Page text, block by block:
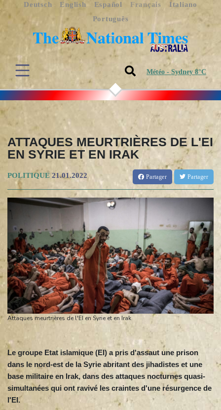
Deutsch English Español Français
Italiano
Português
Météo - Sydney 8°C
ATTAQUES MEURTRIÈRES DE L'EI
EN SYRIE ET EN IRAK
POLITIQUE 21.01.2022 Partager Partager
Attaques meurtrières de l'EI en Syrie et en Irak
Le groupe Etat islamique (EI) a pris d'assaut une prison
dans le nord-est de la Syrie abritant des jihadistes et une
base militaire en Irak, dans des attaques nocturnes quasi-
simultanées qui ont ravivé les craintes d'une résurgence de
l'EI.